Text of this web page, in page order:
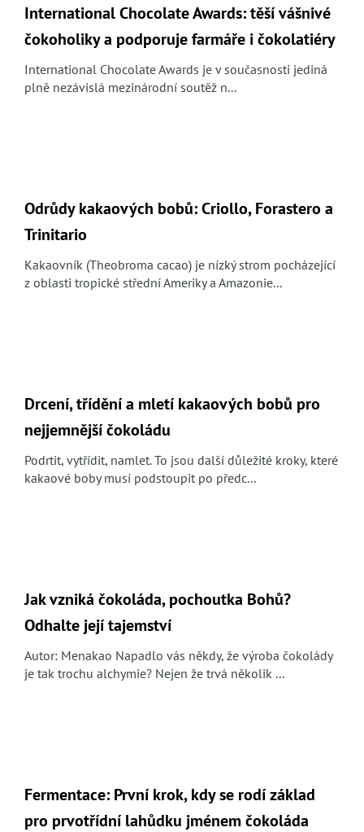
International Chocolate Awards: těší vášnivé
čokoholiky a podporuje farmáře i čokolatiéry
International Chocolate Awards je v současnosti jediná
plně nezávislá mezinárodní soutěž n...
Odrůdy kakaových bobů: Criollo, Forastero a
Trinitario
Kakaovník (Theobroma cacao) je nízký strom pocházející
z oblasti tropické střední Ameriky a Amazonie...
Drcení, třídění a mletí kakaových bobů pro
nejjemnější čokoládu
Podrtit, vytřídit, namlet. To jsou další důležité kroky, které
kakaové boby musí podstoupit po předc...
Jak vzniká čokoláda, pochoutka Bohů?
Odhalte její tajemství
Autor: Menakao Napadlo vás někdy, že výroba čokolády
je tak trochu alchymie? Nejen že trvá několik ...
Fermentace: První krok, kdy se rodí základ
pro prvotřídní lahůdku jménem čokoláda